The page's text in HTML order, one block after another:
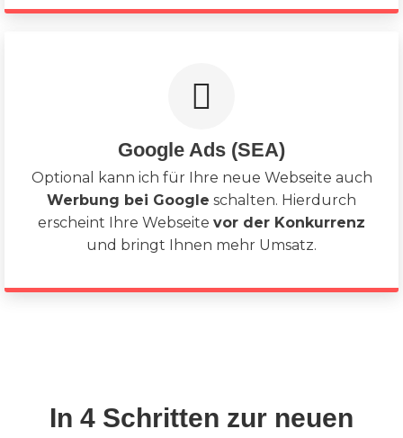
Google Ads (SEA)
Optional kann ich für Ihre neue Webseite auch
Werbung bei Google schalten. Hierdurch
erscheint Ihre Webseite vor der Konkurrenz
und bringt Ihnen mehr Umsatz.
In 4 Schritten zur neuen